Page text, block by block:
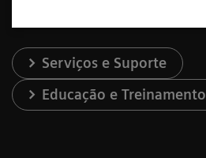
Serviços e Suporte
Educação e Treinamento